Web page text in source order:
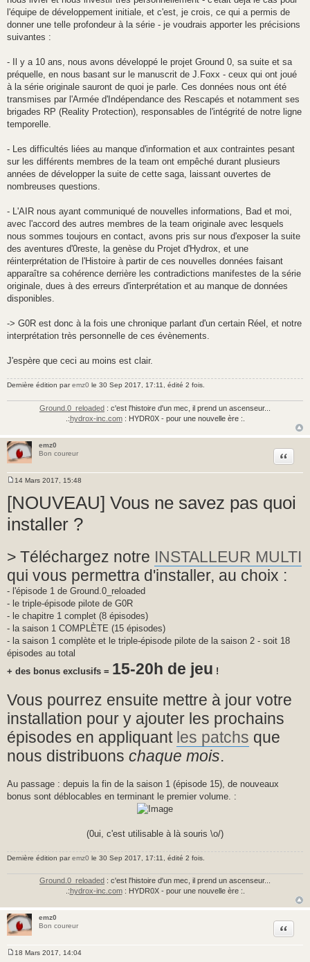
l'équipe de développement initiale, et c'est, je crois, ce qui a permis de
donner une telle profondeur à la série - je voudrais apporter les précisions
suivantes :
- Il y a 10 ans, nous avons développé le projet Ground 0, sa suite et sa
préquelle, en nous basant sur le manuscrit de J.Foxx - ceux qui ont joué
à la série originale sauront de quoi je parle. Ces données nous ont été
transmises par l'Armée d'Indépendance des Rescapés et notamment ses
brigades RP (Reality Protection), responsables de l'intégrité de notre ligne
temporelle.
- Les difficultés liées au manque d'information et aux contraintes pesant
sur les différents membres de la team ont empêché durant plusieurs
années de développer la suite de cette saga, laissant ouvertes de
nombreuses questions.
- L'AIR nous ayant communiqué de nouvelles informations, Bad et moi,
avec l'accord des autres membres de la team originale avec lesquels
nous sommes toujours en contact, avons pris sur nous d'exposer la suite
des aventures d'0reste, la genèse du Projet d'Hydrox, et une
réinterprétation de l'Histoire à partir de ces nouvelles données faisant
apparaître sa cohérence derrière les contradictions manifestes de la série
originale, dues à des erreurs d'interprétation et au manque de données
disponibles.
-> G0R est donc à la fois une chronique parlant d'un certain Réel, et notre
interprétation très personnelle de ces évènements.
J'espère que ceci au moins est clair.
Dernière édition paremz0 le 30 Sep 2017, 17:11, édité 2 fois.
Ground.0_reloaded : c'est l'histoire d'un mec, il prend un ascenseur...
.:hydrox-inc.com: HYDR0X - pour une nouvelle ère :.
emz0
Bon coureur
Citer
s
s
a
14 Mars 2017, 15:48
[NOUVEAU] Vous ne savez pas quoi
installer ?
> Téléchargez notre INSTALLEUR MULTI
qui vous permettra d'installer, au choix :
- l'épisode 1 de Ground.0_reloaded
- le triple-épisode pilote de G0R
- le chapitre 1 complet (8 épisodes)
- la saison 1 COMPLÈTE (15 épisodes)
- la saison 1 complète et le triple-épisode pilote de la saison 2 - soit 18
épisodes au total
+ des bonus exclusifs = 15-20h de jeu !
Vous pourrez ensuite mettre à jour votre
installation pour y ajouter les prochains
épisodes en appliquant les patchs que
nous distribuons chaque mois.
Au passage : depuis la fin de la saison 1 (épisode 15), de nouveaux
bonus sont déblocables en terminant le premier volume. :
(0ui, c'est utilisable à là souris \o/)
Dernière édition paremz0 le 30 Sep 2017, 17:11, édité 2 fois.
Ground.0_reloaded : c'est l'histoire d'un mec, il prend un ascenseur...
.:hydrox-inc.com: HYDR0X - pour une nouvelle ère :.
emz0
Bon coureur
Citer
18 Mars 2017, 14:04